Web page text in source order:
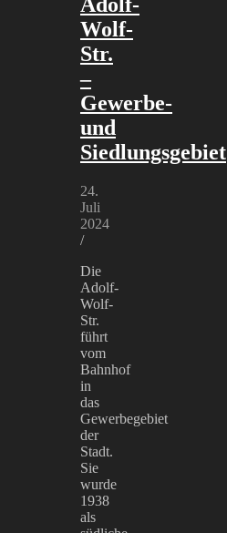
Adolf-
Wolf-
Str.
–
Gewerbe-
und
Siedlungsgebiet
24.
Juli
2024
/
Die
Adolf-
Wolf-
Str.
führt
vom
Bahnhof
in
das
Gewerbegebiet
der
Stadt.
Sie
wurde
1938
als